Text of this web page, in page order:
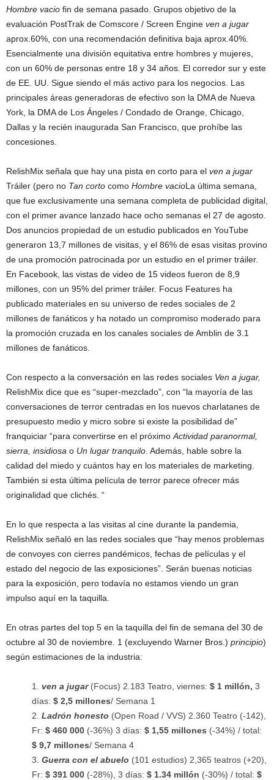
Hombre vacio fin de semana pasado. Grupos objetivo de la
evaluación PostTrak de Comscore / Screen Engine ven a jugar
aprox.60%, con una recomendación definitiva baja aprox.40%.
Esencialmente una división equitativa entre hombres y mujeres,
con un 60% de personas entre 18 y 34 años. El corredor sur y este
de EE. UU. Sigue siendo el más activo para los negocios. Las
principales áreas generadoras de efectivo son la DMA de Nueva
York, la DMA de Los Ángeles / Condado de Orange, Chicago,
Dallas y la recién inaugurada San Francisco, que prohíbe las
concesiones.
RelishMix señala que hay una pista en corto para el ven a jugar
Tráiler (pero no Tan corto como Hombre vacioLa última semana,
que fue exclusivamente una semana completa de publicidad digital,
con el primer avance lanzado hace ocho semanas el 27 de agosto.
Dos anuncios propiedad de un estudio publicados en YouTube
generaron 13,7 millones de visitas, y el 86% de esas visitas provino
de una promoción patrocinada por un estudio en el primer tráiler.
En Facebook, las vistas de video de 15 videos fueron de 8,9
millones, con un 95% del primer tráiler. Focus Features ha
publicado materiales en su universo de redes sociales de 2
millones de fanáticos y ha notado un compromiso moderado para
la promoción cruzada en los canales sociales de Amblin de 3.1
millones de fanáticos.
Con respecto a la conversación en las redes sociales Ven a jugar,
RelishMix dice que es “super-mezclado”, con “la mayoría de las
conversaciones de terror centradas en los nuevos charlatanes de
presupuesto medio y micro sobre si existe la posibilidad de”
franquiciar “para convertirse en el próximo Actividad paranormal,
sierra, insidiosa o Un lugar tranquilo . Además, hable sobre la
calidad del miedo y cuántos hay en los materiales de marketing.
También si esta última película de terror parece ofrecer más
originalidad que clichés. “
En lo que respecta a las visitas al cine durante la pandemia,
RelishMix señaló en las redes sociales que “hay menos problemas
de convoyes con cierres pandémicos, fechas de películas y el
estado del negocio de las exposiciones”. Serán buenas noticias
para la exposición, pero todavía no estamos viendo un gran
impulso aquí en la taquilla.
En otras partes del top 5 en la taquilla del fin de semana del 30 de
octubre al 30 de noviembre. 1 (excluyendo Warner Bros.) principio)
según estimaciones de la industria:
ven a jugar (Focus) 2.183 Teatro, viernes: $ 1 millón, 3
días: $ 2,5 millones/ Semana 1
Ladrón honesto (Open Road / VVS) 2.360 Teatro (-142),
Fr: $ 460 000 (-36%) 3 días: $ 1,55 millones (-34%) / total:
$ 9,7 millones/ Semana 4
Guerra con el abuelo (101 estudios) 2,365 teatros (+20),
Fr: $ 391 000 (-28%), 3 días: $ 1.34 millón (-30%) / total: $